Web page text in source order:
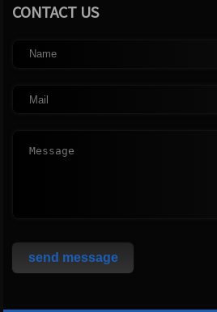
CONTACT US